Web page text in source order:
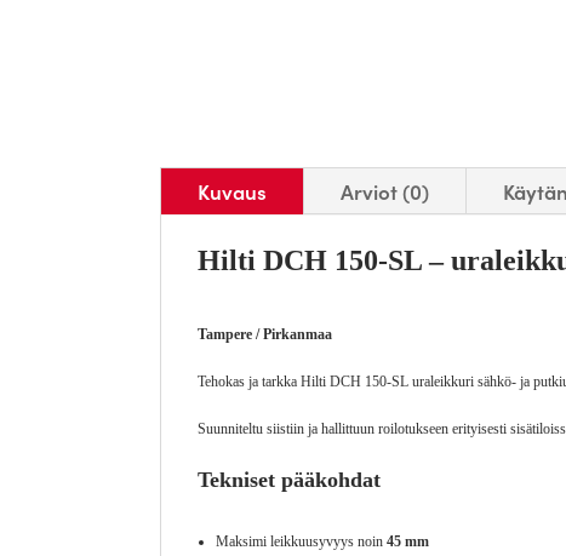
Kuvaus Arviot (0)
Hilti DCH 150-SL –
Tampere / Pirkanmaa
Tehokas ja tarkka Hilti DCH 150-SL uraleikkuri sähkö- ja
Suunniteltu siistiin ja hallittuun roilotukseen erityisesti
Tekniset pääkohdat
Maksimi leikkuusyvyys noin45 mm